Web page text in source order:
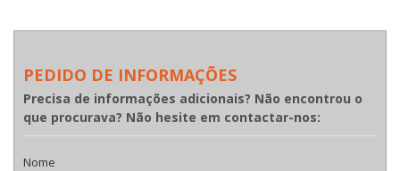
PEDIDO DE INFORMAÇÕES
Precisa de informações adicionais? Não encontrou o
que procurava? Não hesite em contactar-nos:
Nome